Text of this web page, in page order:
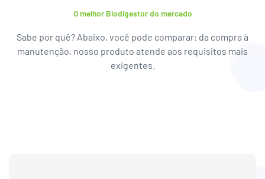
O melhor Biodigestor do mercado
Sabe por quê? Abaixo, você pode comparar: da compra à
manutenção, nosso produto atende aos requisitos mais
exigentes.